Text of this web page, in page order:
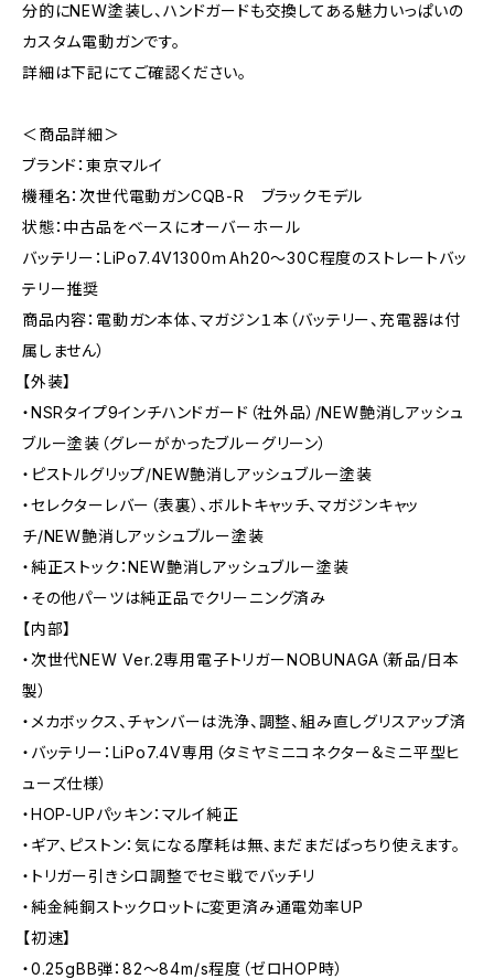
分的にNEW塗装し、ハンドガードも交換してある魅力いっぱいの
カスタム電動ガンです。
詳細は下記にてご確認ください。
＜商品詳細＞
ブランド：東京マルイ
機種名：次世代電動ガンCQB-R ブラックモデル
状態：中古品をベースにオーバーホール
バッテリー：LiPo7.4V1300ｍAh20～30C程度のストレートバッ
テリー推奨
商品内容：電動ガン本体、マガジン１本（バッテリー、充電器は付
属しません）
【外装】
・NSRタイプ9インチハンドガード（社外品）/NEW艶消しアッシュ
ブルー塗装（グレーがかったブルーグリーン）
・ピストルグリップ/NEW艶消しアッシュブルー塗装
・セレクターレバー（表裏）、ボルトキャッチ、マガジンキャッ
チ/NEW艶消しアッシュブルー塗装
・純正ストック：NEW艶消しアッシュブルー塗装
・その他パーツは純正品でクリーニング済み
【内部】
・次世代NEW Ver.2専用電子トリガーNOBUNAGA（新品/日本
製）
・メカボックス、チャンバーは洗浄、調整、組み直しグリスアップ済
・バッテリー：LiPo7.4V専用（タミヤミニコネクター＆ミニ平型ヒ
ューズ仕様）
・HOP-UPパッキン：マルイ純正
・ギア、ピストン：気になる摩耗は無、まだまだばっちり使えます。
・トリガー引きシロ調整でセミ戦でバッチリ
・純金純銅ストックロットに変更済み通電効率UP
【初速】
・0.25gBB弾：82～84m/s程度（ゼロHOP時）